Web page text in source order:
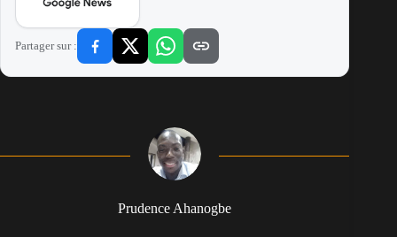
Partager sur :
Prudence Ahanogbe